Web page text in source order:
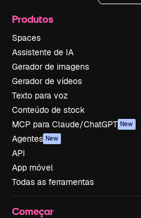
Produtos
Spaces
Assistente de IA
Gerador de imagens
Gerador de vídeos
Texto para voz
Conteúdo de stock
MCP para Claude/ChatGPT New
Agentes New
API
App móvel
Todas as ferramentas
Começar